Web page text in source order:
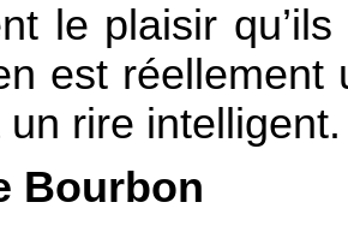
le plaisir
est
un rire intelligent.
Bourbon